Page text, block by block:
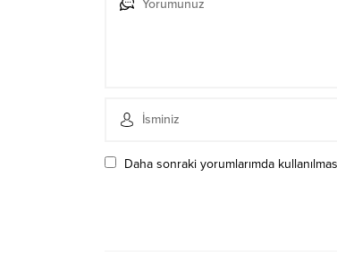
Daha sonraki yorumlarımda